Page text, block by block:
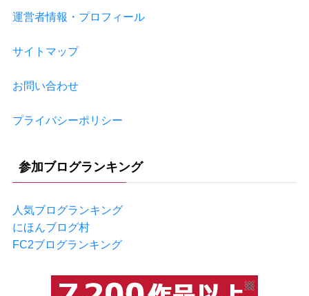
運営者情報・プロフィール
サイトマップ
お問い合わせ
プライバシーポリシー
参加ブログランキング
人気ブログランキング
にほんブログ村
FC2ブログランキング